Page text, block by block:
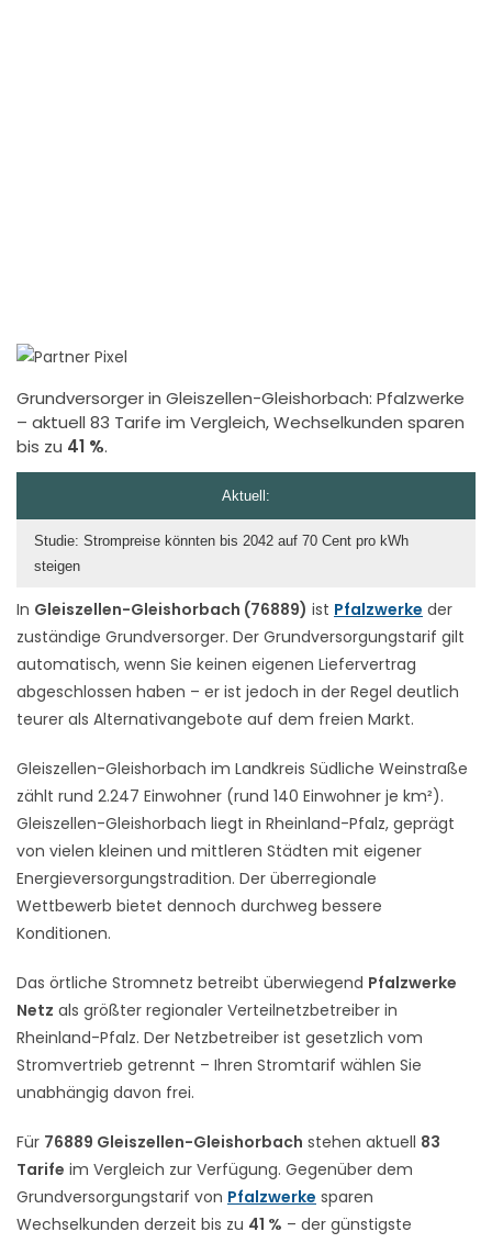
Grundversorger in Gleiszellen-Gleishorbach: Pfalzwerke
– aktuell 83 Tarife im Vergleich, Wechselkunden sparen
bis zu 41 %.
In Gleiszellen-Gleishorbach (76889) ist Pfalzwerke der
zuständige Grundversorger. Der Grundversorgungstarif gilt
automatisch, wenn Sie keinen eigenen Liefervertrag
abgeschlossen haben – er ist jedoch in der Regel deutlich
teurer als Alternativangebote auf dem freien Markt.
Gleiszellen-Gleishorbach im Landkreis Südliche Weinstraße
zählt rund 2.247 Einwohner (rund 140 Einwohner je km²).
Gleiszellen-Gleishorbach liegt in Rheinland-Pfalz, geprägt
von vielen kleinen und mittleren Städten mit eigener
Energieversorgungstradition. Der überregionale
Wettbewerb bietet dennoch durchweg bessere
Konditionen.
Das örtliche Stromnetz betreibt überwiegend Pfalzwerke
Netz als größter regionaler Verteilnetzbetreiber in
Rheinland-Pfalz. Der Netzbetreiber ist gesetzlich vom
Stromvertrieb getrennt – Ihren Stromtarif wählen Sie
unabhängig davon frei.
Für 76889 Gleiszellen-Gleishorbach stehen aktuell 83
Tarife im Vergleich zur Verfügung. Gegenüber dem
Grundversorgungstarif von Pfalzwerke sparen
Wechselkunden derzeit bis zu 41 % – der günstigste
Aktuell:
Studie: Strompreise könnten bis 2042 auf 70 Cent pro kWh
steigen